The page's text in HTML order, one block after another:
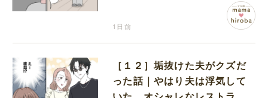
1日前
［１２］垢抜けた夫がクズだ
った話｜やはり夫は浮気して